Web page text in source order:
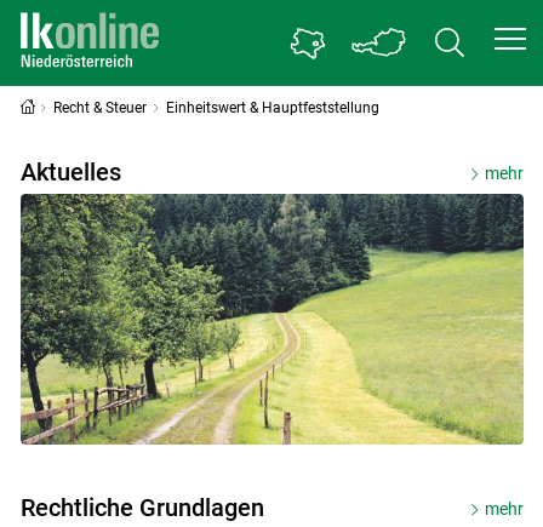
Skip to main content
Recht & Steuer Einheitswert & Hauptfeststellung
Einheitswert & Hauptfeststellung
Aktuelles mehr
Rechtliche Grundlagen mehr